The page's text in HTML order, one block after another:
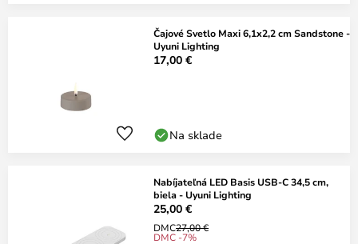
Čajové Svetlo Maxi 6,1x2,2 cm Sandstone -
Uyuni Lighting
17,00 €
Na sklade
Nabíjateľná LED Basis USB-C 34,5 cm,
biela - Uyuni Lighting
25,00 €
DMC27,00 €
DMC -7%